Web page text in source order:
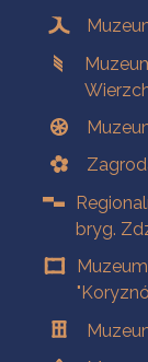
bryg.